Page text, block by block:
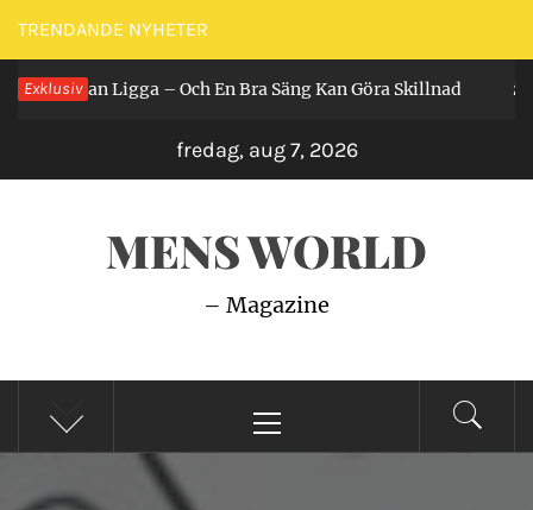
Hoppa
till
innehåll
TRENDANDE NYHETER
Exklusiv
Får Man Ligga – Och En Bra Säng Kan Göra Skillnad 2 år
fredag, aug 7, 2026
MENS WORLD
– Magazine
meny